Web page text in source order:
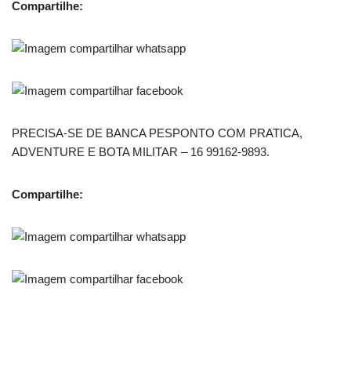
Compartilhe:
PRECISA-SE DE BANCA PESPONTO COM PRATICA,
ADVENTURE E BOTA MILITAR – 16 99162-9893.
Compartilhe: